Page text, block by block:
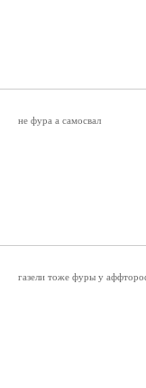
не фура а самосвал
газели тоже фуры у